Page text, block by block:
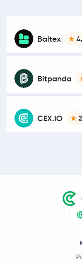
Baltex
Bitpanda
CEX.IO